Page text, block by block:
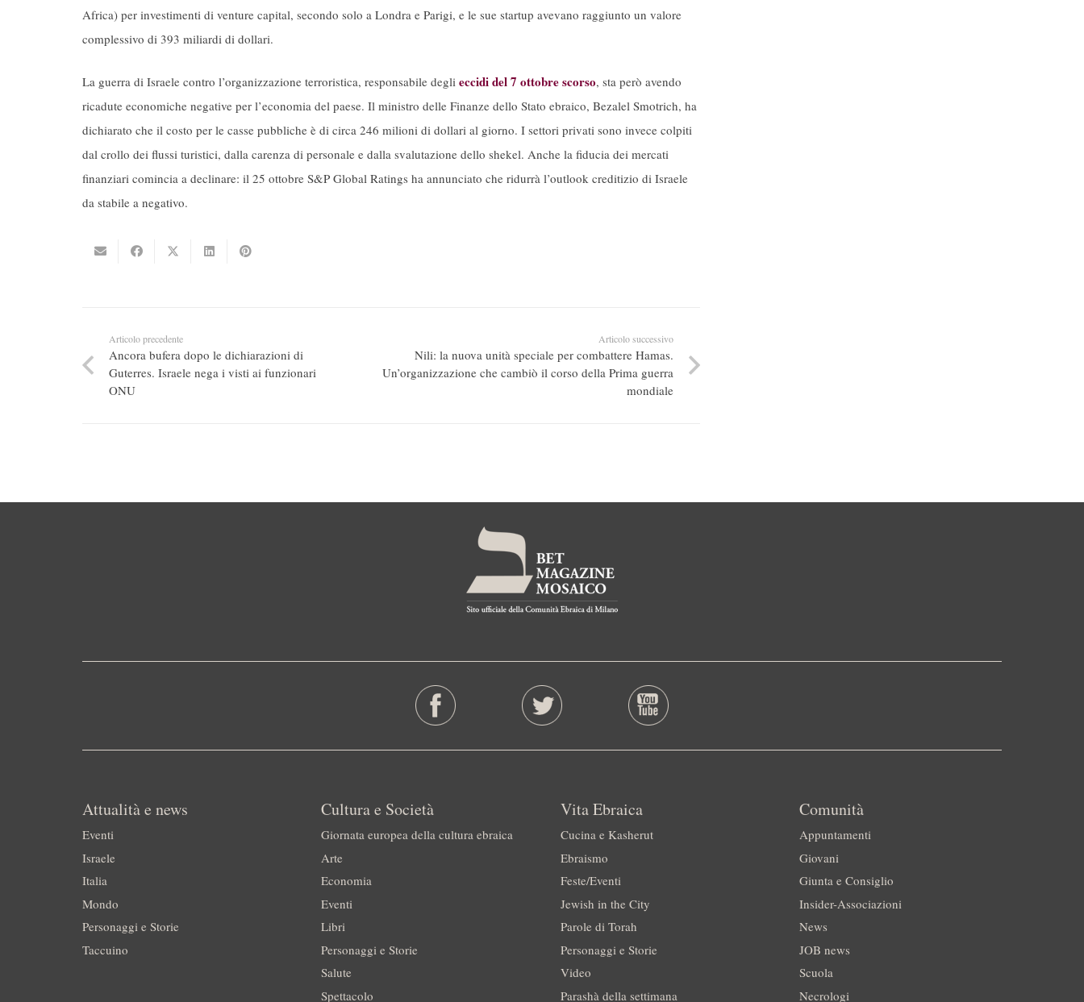
Africa) per investimenti di venture capital, secondo solo a Londra e Parigi, e le sue startup avevano raggiunto un valore
complessivo di 393 miliardi di dollari.
La guerra di Israele contro l’organizzazione terroristica, responsabile degli eccidi del 7 ottobre scorso, sta però avendo
ricadute economiche negative per l’economia del paese. Il ministro delle Finanze dello Stato ebraico, Bezalel Smotrich, ha
dichiarato che il costo per le casse pubbliche è di circa 246 milioni di dollari al giorno. I settori privati sono invece colpiti
dal crollo dei flussi turistici, dalla carenza di personale e dalla svalutazione dello shekel. Anche la fiducia dei mercati
finanziari comincia a declinare: il 25 ottobre S&P Global Ratings ha annunciato che ridurrà l’outlook creditizio di Israele
da stabile a negativo.
Articolo precedente
Ancora bufera dopo le dichiarazioni di
Guterres. Israele nega i visti ai funzionari
ONU
Articolo successivo
Nili: la nuova unità speciale per combattere Hamas.
Un’organizzazione che cambiò il corso della Prima guerra
mondiale
Attualità e news
Eventi
Israele
Italia
Mondo
Personaggi e Storie
Taccuino
Cultura e Società
Giornata europea della cultura ebraica
Arte
Economia
Eventi
Libri
Personaggi e Storie
Salute
Spettacolo
Vita Ebraica
Cucina e Kasherut
Ebraismo
Feste/Eventi
Jewish in the City
Parole di Torah
Personaggi e Storie
Video
Parashà della settimana
Comunità
Appuntamenti
Giovani
Giunta e Consiglio
Insider-Associazioni
News
JOB news
Scuola
Necrologi